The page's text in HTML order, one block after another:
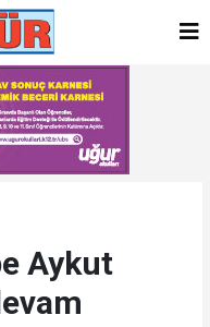
Aykut